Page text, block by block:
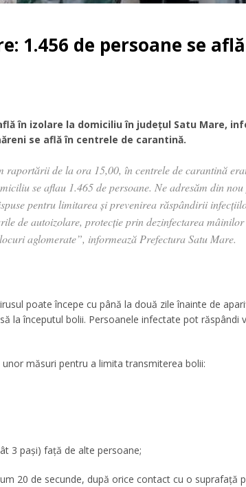
1.456 de persoane se
în izolare la domiciliu în județul Satu Mare,
se află în centrele de carantină.
de la ora 15,00, în centrele de carantină
se aflau 1.465 de persoane. Ne adresăm din
pentru limitarea și prevenirea răspândirii
de autoizolare, protecție prin dezinfectarea
aglomerate”, informează Prefectura Satu Mare.
poate începe cu până la două zile înainte de
la începutul bolii. Persoanele infectate pot răspândi
măsuri pentru a limita transmiterea bolii:
3 pași) față de alte persoane;
20 de secunde, după orice contact cu o suprafață